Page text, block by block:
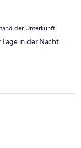
der Unterkunft
in der Nacht